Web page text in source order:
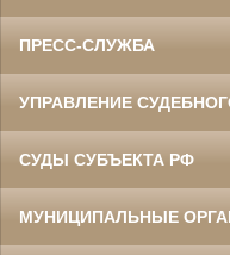
ПРЕСС-СЛУЖБА
УПРАВЛЕНИЕ
СУДЫ СУБЪЕКТА РФ
МУНИЦИПАЛЬНЫЕ